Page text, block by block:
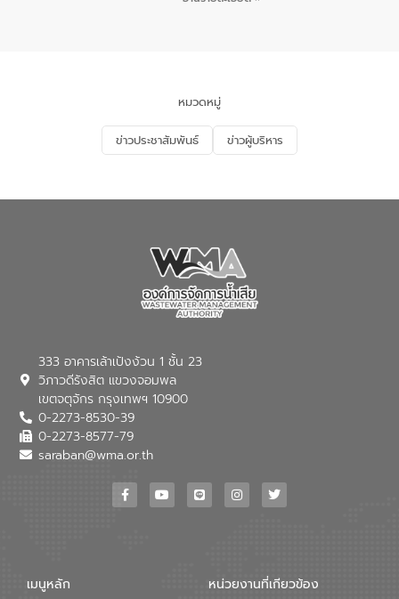
จัดการน้ำเสียและสร้างจิตสำนึกในการ
อนุรักษ์สิ่งแวดล้อม ในหัวข้อ “น้ำเสียชุมชน
และการบำบัดน้ำเสียเบื้องต้น” โดยให้ความรู้
เกี่ยวกับสาเหตุและผลกระทบของน้ำเสีย
ณ เทศบาลตำบลบางเลน จังหวัดนครปฐม
หมวดหมู่
ข่าวประชาสัมพันธ์ ข่าวผู้บริหาร
333 อาคารเล้าเป้งง้วน 1 ชั้น 23
วิภาวดีรังสิต แขวงจอมพล
เขตจตุจักร กรุงเทพฯ 10900
0-2273-8530-39
0-2273-8577-79
saraban@wma.or.th
เมนูหลัก หน่วยงานที่เกียวข้อง